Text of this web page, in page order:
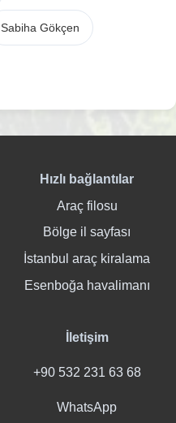
Sabiha Gökçen
Hızlı bağlantılar
Araç filosu
Bölge il sayfası
İstanbul araç kiralama
Esenboğa havalimanı
İletişim
+90 532 231 63 68
WhatsApp